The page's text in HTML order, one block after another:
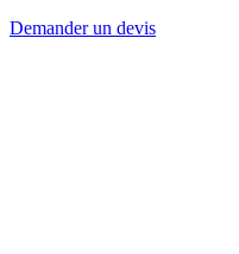
Demander un devis